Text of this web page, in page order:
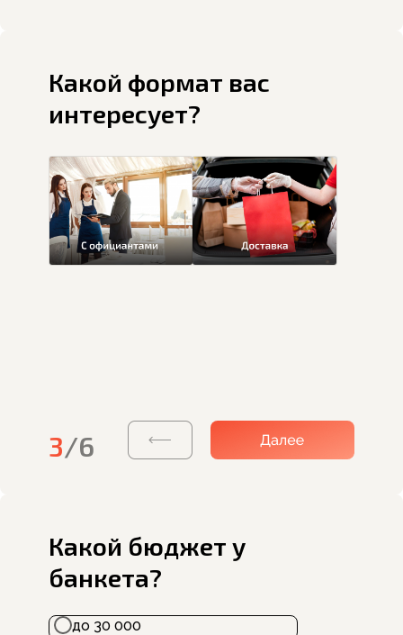
Какой формат вас
интересует?
3/6
до 30 000
Какой бюджет у
банкета?